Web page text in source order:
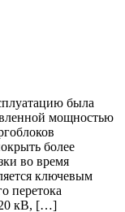
была
мощностью
более
во время
ключевым
перетока
кВ, […]